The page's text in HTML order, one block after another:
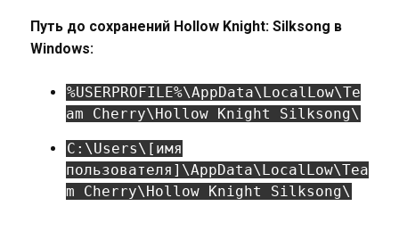
Путь до сохранений Hollow Knight: Silksong в
Windows:
%USERPROFILE%\AppData\LocalLow\Te
am Cherry\Hollow Knight Silksong\
C:\Users\[имя
пользователя]\AppData\LocalLow\Tea
m Cherry\Hollow Knight Silksong\